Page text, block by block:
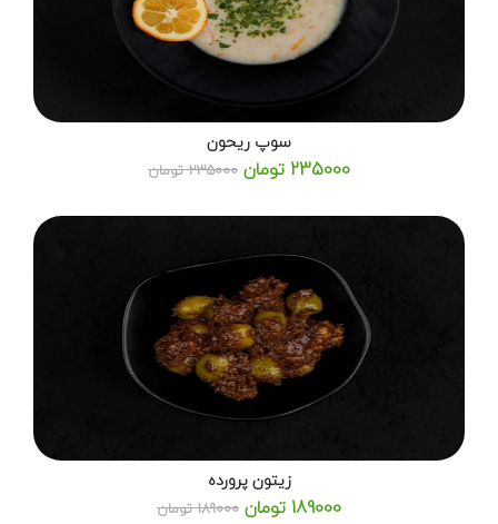
سوپ ریحون
235000 تومان 235000 تومان
زیتون پرورده
189000 تومان 189000 تومان